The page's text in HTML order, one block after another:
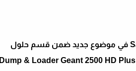
السلام عليكم زوار و متتبعي موقع سات اليميتي Satillimite.net في موضوع جديد ضمن قسم حلول
مشااكل اجهزة الاستقبال التلفزيونية , اتيتكم اليوم بدامب و لودر Dump & Loader Geant 2500 HD Plus